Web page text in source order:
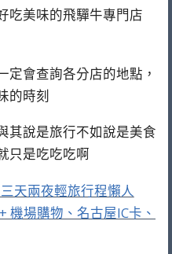
吃美味的飛驒牛專門店
定會查詢各分店的地點，
的時刻
其說是旅行不如說是美食
只是吃吃吃啊
天兩夜輕旅行程懶人
機場購物、名古屋IC卡、